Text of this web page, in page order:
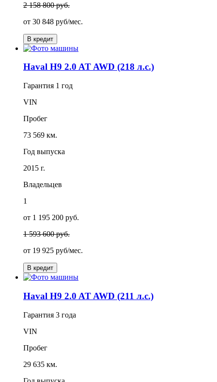
2 158 800 руб.
от 30 848 руб/мес.
В кредит
Haval H9 2.0 AT AWD (218 л.с.)
Гарантия 1 год
VIN
Пробег
73 569 км.
Год выпуска
2015 г.
Владельцев
1
от 1 195 200 руб.
1 593 600 руб.
от 19 925 руб/мес.
В кредит
Haval H9 2.0 AT AWD (211 л.с.)
Гарантия 3 года
VIN
Пробег
29 635 км.